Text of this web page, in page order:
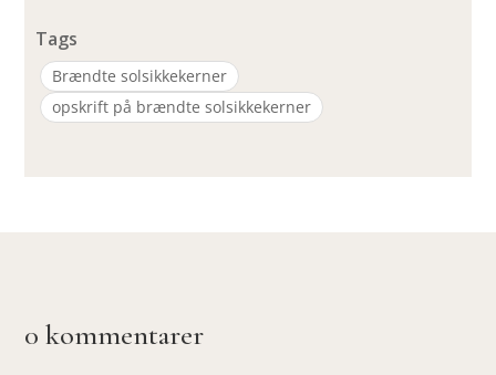
Tags
Brændte solsikkekerner
opskrift på brændte solsikkekerner
0 kommentarer